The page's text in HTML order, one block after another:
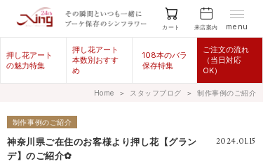
カート 来店案内 menu
押し花アート
の魅力特集
押し花アート
本数別おすす
め
108本のバラ
保存特集
ご注文の流れ
（当日対応
OK）
Home ＞ スタッフブログ ＞ 制作事例のご紹介
制作事例のご紹介
2024.01.15
神奈川県ご在住のお客様より押し花【グラン
デ】のご紹介✿